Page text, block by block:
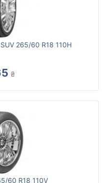
265/60 R18 110H
₴
60 R18 110V